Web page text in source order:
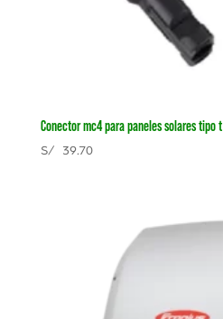
Conector mc4 para paneles solares tipo t
S/39.70